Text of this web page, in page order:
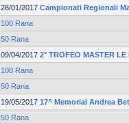
28/01/2017 Campionati Regionali
100 Rana
50 Rana
09/04/2017 2° TROFEO MASTER LE
100 Rana
50 Rana
19/05/2017 17^ Memorial Andrea
50 Rana